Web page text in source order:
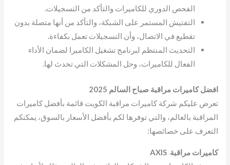
الفحص الدوري للكاميرات والتأكد من التسجيلات.
التفتيش المستمر على الشبكة، والتأكد من أنها متصلة بدون
تقطيع في الاتصال، وأن التسجيلات تعمل بكفاءة.
التحديث المنتظم لبرنامج تشغيل الكاميرا لضمان الأداء
الفعال للكاميرات، وحل المشكلات التي تحدث لها.
افضل كاميرات مراقبة صباح السالم 2025
تعرض عليكم شركة كاميرات مراقبة الكويت قائمة بأفضل كاميرات
المراقبة بالعالم، والتي توفرها لكم بأفضل الأسعار بالسوق، يمكنكم
التعرف على خصائصها:
كاميرات مراقبة AXIS